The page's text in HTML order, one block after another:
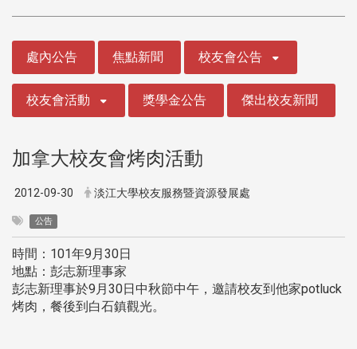
處內公告 焦點新聞 校友會公告
校友會活動 獎學金公告 傑出校友新聞
加拿大校友會烤肉活動
2012-09-30 淡江大學校友服務暨資源發展處
公告
時間：101年9月30日
地點：彭志新理事家
彭志新理事於9月30日中秋節中午，邀請校友到他家potluck
烤肉，餐後到白石鎮觀光。